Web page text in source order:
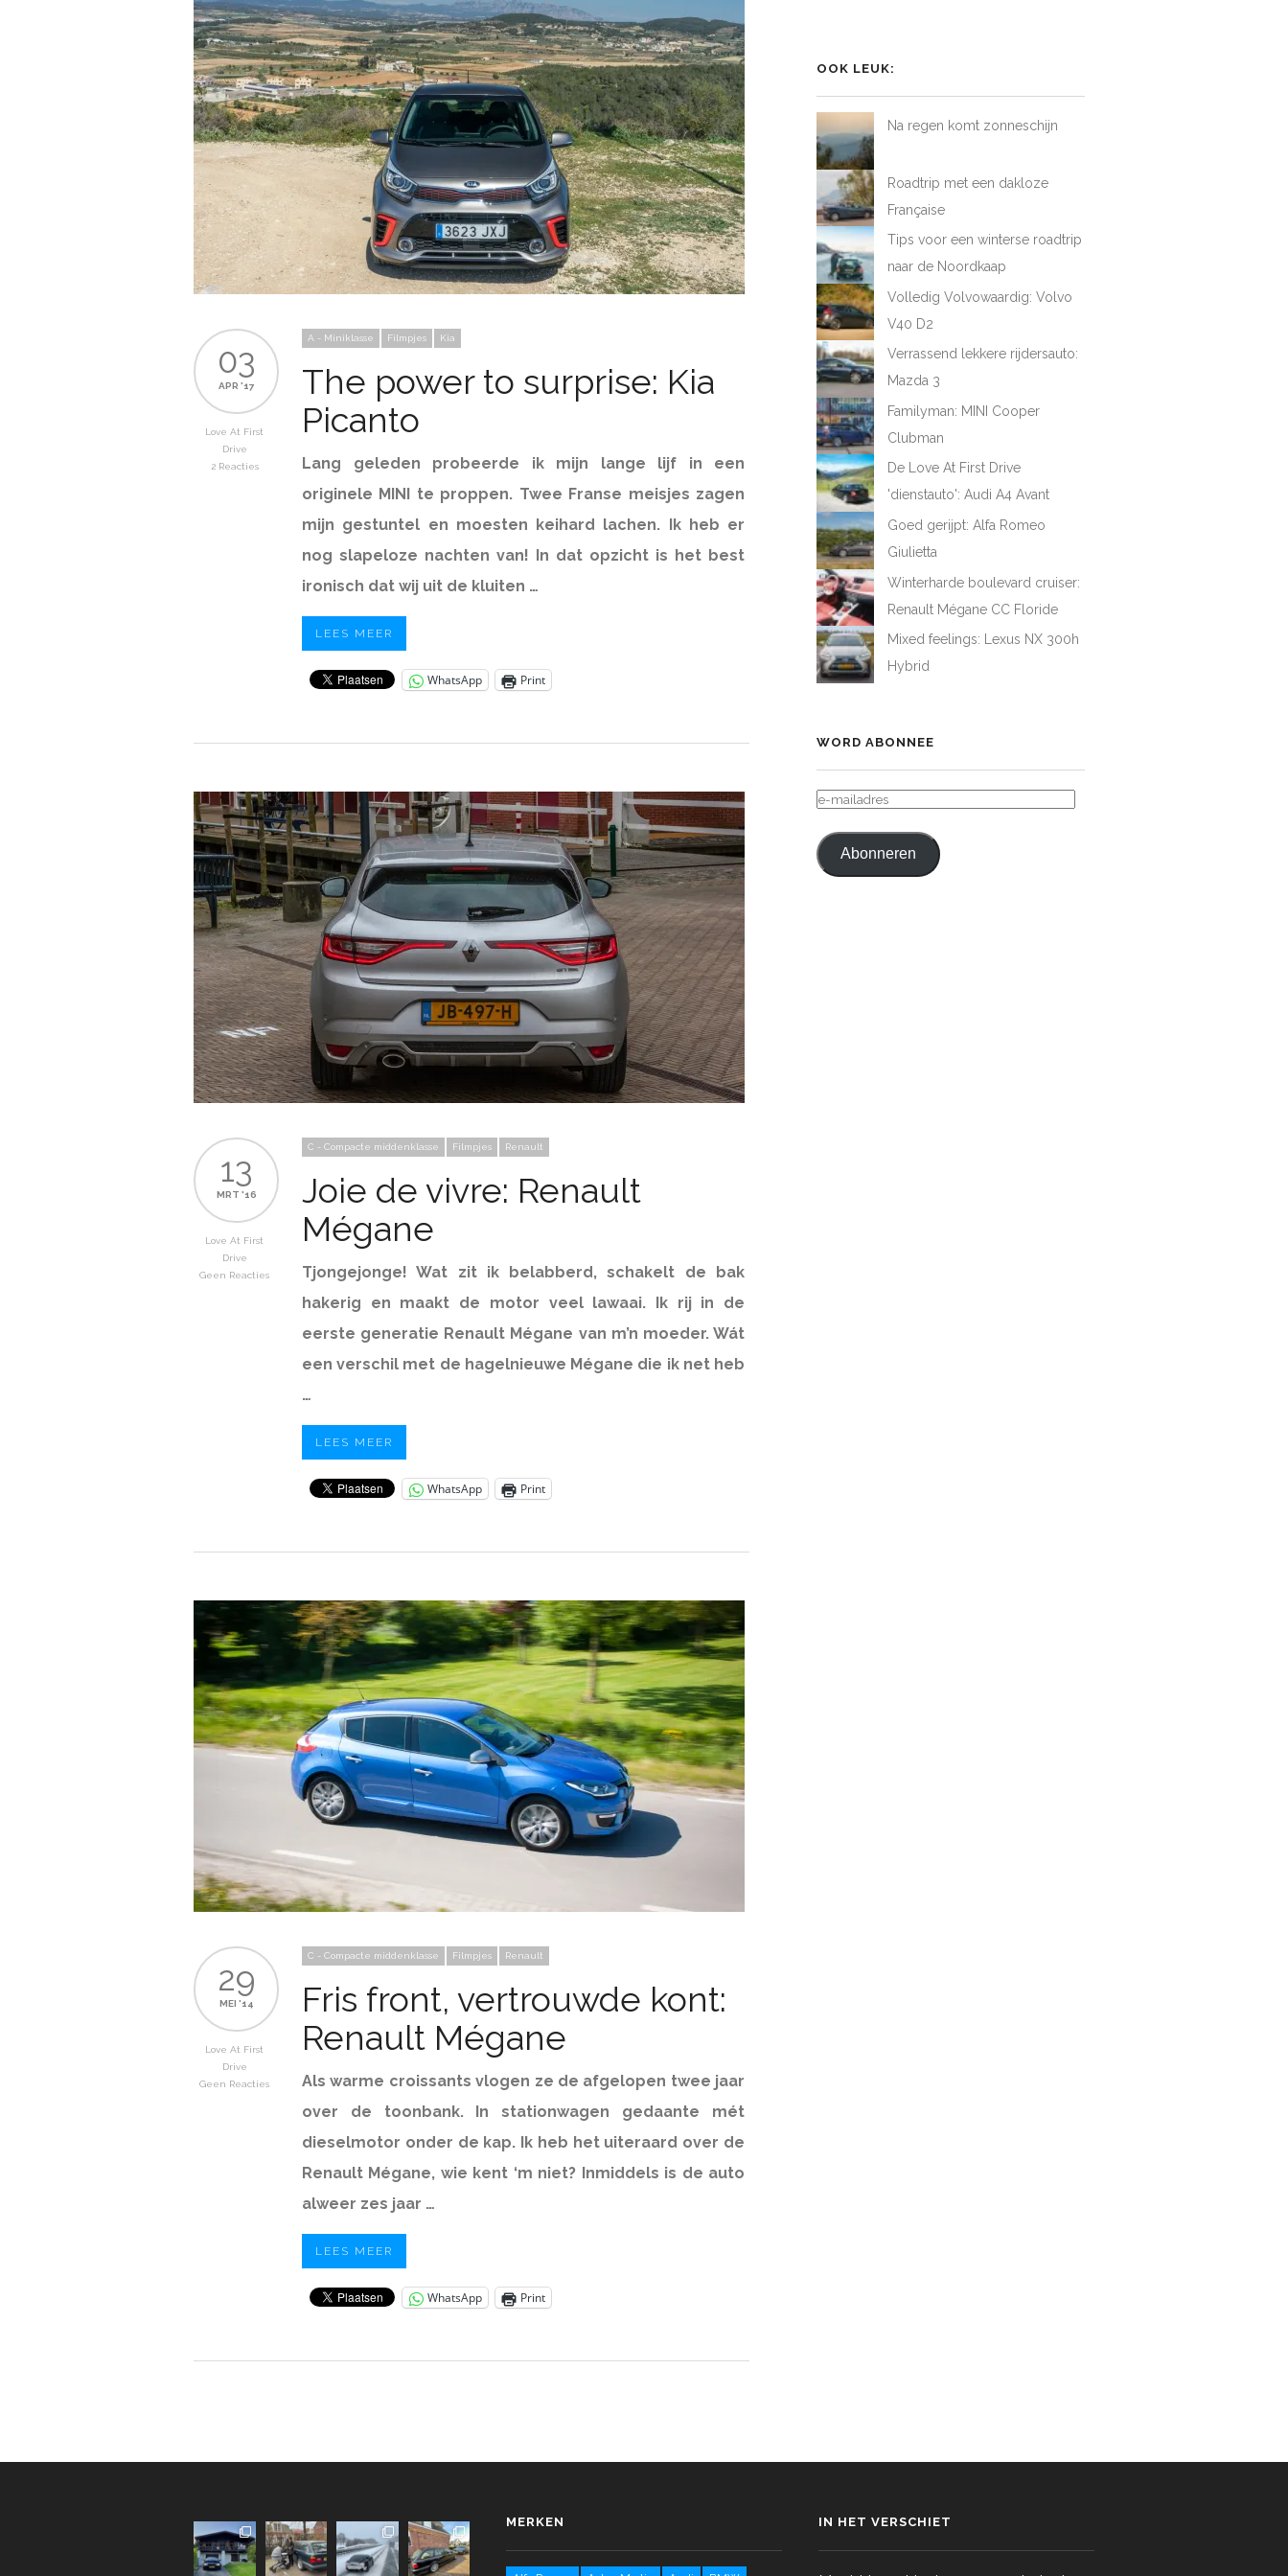
03
APR '17
Love At First
Drive
2 Reacties
A - Miniklasse Filmpjes Kia
The power to surprise: Kia
Picanto
Lang geleden probeerde ik mijn lange lijf in een
originele MINI te proppen. Twee Franse meisjes zagen
mijn gestuntel en moesten keihard lachen. Ik heb er
nog slapeloze nachten van! In dat opzicht is het best
ironisch dat wij uit de kluiten …
LEES MEER
WhatsApp Print
13
MRT '16
Love At First
Drive
Geen Reacties
C - Compacte middenklasse Filmpjes Renault
Joie de vivre: Renault
Mégane
Tjongejonge! Wat zit ik belabberd, schakelt de bak
hakerig en maakt de motor veel lawaai. Ik rij in de
eerste generatie Renault Mégane van m’n moeder. Wát
een verschil met de hagelnieuwe Mégane die ik net heb
…
LEES MEER
WhatsApp Print
29
MEI '14
Love At First
Drive
Geen Reacties
C - Compacte middenklasse Filmpjes Renault
Fris front, vertrouwde kont:
Renault Mégane
Als warme croissants vlogen ze de afgelopen twee jaar
over de toonbank. In stationwagen gedaante mét
dieselmotor onder de kap. Ik heb het uiteraard over de
Renault Mégane, wie kent ‘m niet? Inmiddels is de auto
alweer zes jaar …
LEES MEER
WhatsApp Print
op op op
OOK LEUK:
Na regen komt zonneschijn
Roadtrip met een dakloze
Française
Tips voor een winterse roadtrip
naar de Noordkaap
Volledig Volvowaardig: Volvo
V40 D2
Verrassend lekkere rijdersauto:
Mazda 3
Familyman: MINI Cooper
Clubman
De Love At First Drive
'dienstauto': Audi A4 Avant
Goed gerijpt: Alfa Romeo
Giulietta
Winterharde boulevard cruiser:
Renault Mégane CC Floride
Mixed feelings: Lexus NX 300h
Hybrid
WORD ABONNEE
E-
Abonneren
MERKEN IN HET VERSCHIET